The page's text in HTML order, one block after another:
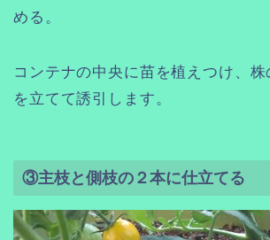
める。
コンテナの中央に苗を植えつけ、
を立てて誘引します。
③主枝と側枝の２本に仕立てる